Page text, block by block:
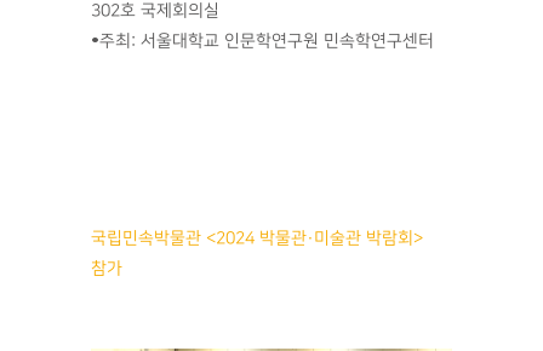
302호 국제회의실
•주최: 서울대학교 인문학연구원 민속학연구센터
국립민속박물관 <2024 박물관·미술관 박람회>
참가